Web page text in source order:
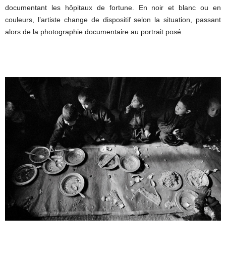
documentant les hôpitaux de fortune. En noir et blanc ou en
couleurs, l’artiste change de dispositif selon la situation, passant
alors de la photographie documentaire au portrait posé.